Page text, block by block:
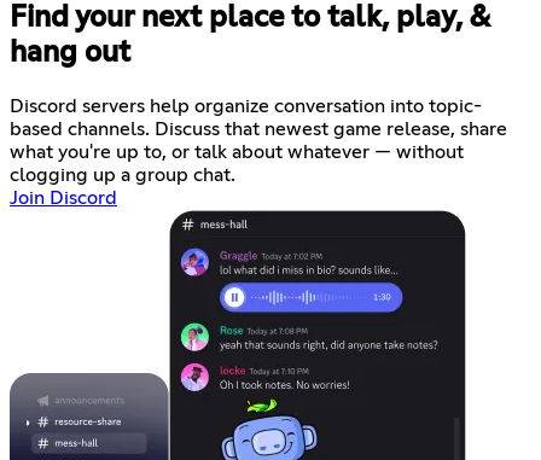
Find your next place to talk, play, &
hang out
Discord servers help organize conversation into topic-
based channels. Discuss that newest game release, share
what you're up to, or talk about whatever — without
clogging up a group chat.
Join Discord